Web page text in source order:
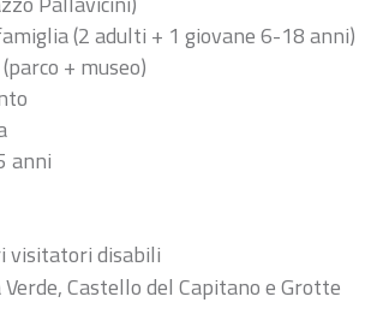
(2 adulti + 1 giovane 6-18 anni)
+ museo)
anni
visitatori disabili
Verde, Castello del Capitano e Grotte